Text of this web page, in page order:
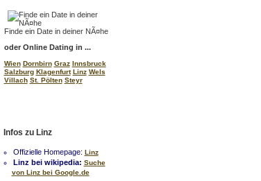
Finde ein Date in deiner NÃ¤he
oder Online Dating in ...
Wien Dornbirn Graz Innsbruck
Salzburg Klagenfurt Linz Wels
Villach St. Pölten Steyr
Infos zu Linz
Offizielle Homepage: Linz
Linz bei wikipedia: Suche
von Linz bei Google.de